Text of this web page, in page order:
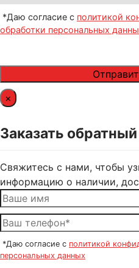
*Даю согласие с политикой
обработки персональных
×
Заказать
Свяжитесь с нами, чтобы
информацию о наличии,
*Даю согласие с политикой
персональных данных